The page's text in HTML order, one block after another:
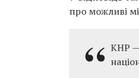
про можливі
КНР —